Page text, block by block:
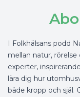
I Folkhälsans podd
mellan natur,
experter,
lära dig hur
både kropp och själ.